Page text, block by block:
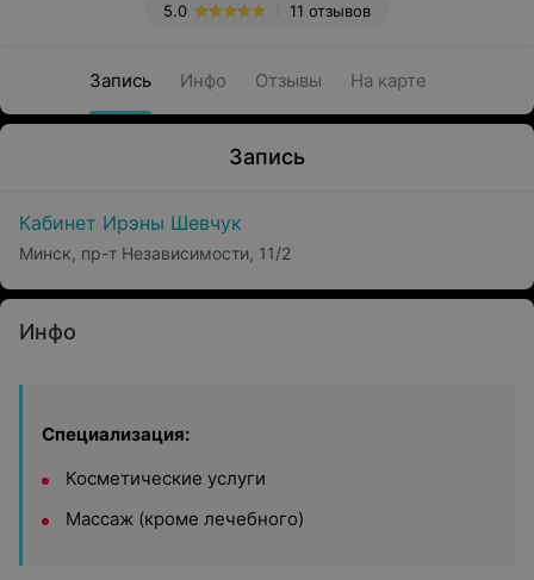
11 отзывов
5.0
Запись Инфо Отзывы На карте
Запись
Кабинет Ирэны Шевчук
Минск, пр-т Независимости, 11/2
Инфо
Специализация:
Косметические услуги
Массаж (кроме лечебного)